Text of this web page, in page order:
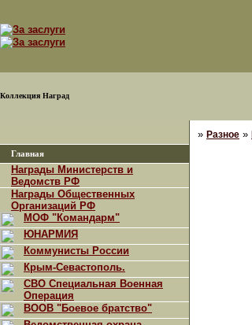
Коллекция Наград
Главная
Награды Министерств и
Ведомств РФ
Награды Общественных
Организаций РФ
МОФ "Командарм"
ЮНАРМИЯ
Коммунисты России
Крым-Севастополь.
СВО Специальная Военная
Операция
ВООВ "Боевое братство"
» Разное »